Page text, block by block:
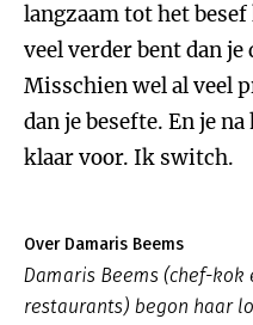
langzaam tot het
veel verder bent dan
Misschien wel al veel
dan je besefte. En je
klaar voor. Ik switch.
Over Damaris Beems
Damaris Beems (chef-
restaurants) begon haar